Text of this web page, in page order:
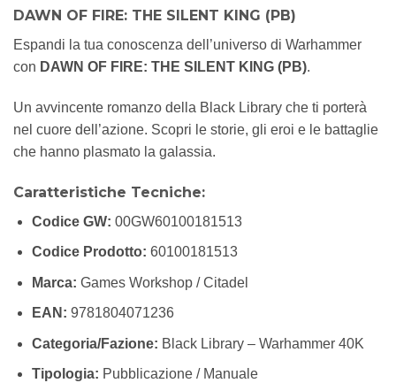
DAWN OF FIRE: THE SILENT KING (PB)
Espandi la tua conoscenza dell’universo di Warhammer
con DAWN OF FIRE: THE SILENT KING (PB).
Un avvincente romanzo della Black Library che ti porterà
nel cuore dell’azione. Scopri le storie, gli eroi e le battaglie
che hanno plasmato la galassia.
Caratteristiche Tecniche:
Codice GW: 00GW60100181513
Codice Prodotto: 60100181513
Marca: Games Workshop / Citadel
EAN: 9781804071236
Categoria/Fazione: Black Library – Warhammer 40K
Tipologia: Pubblicazione / Manuale